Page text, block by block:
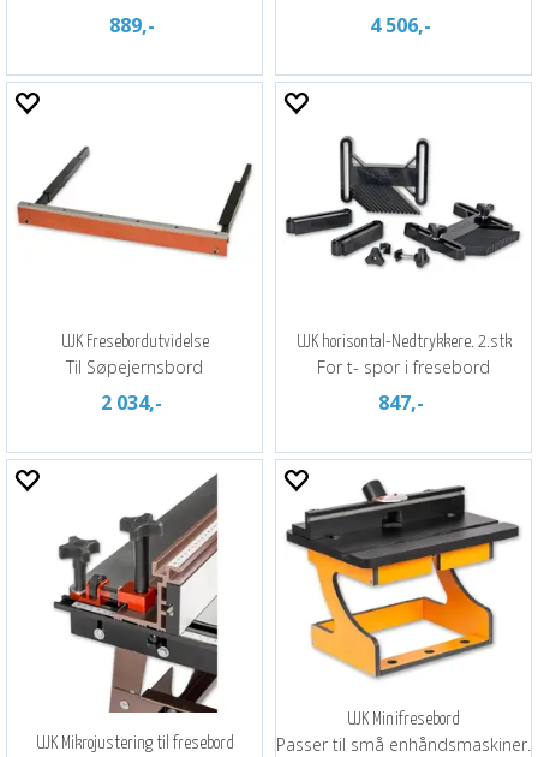
889,- 4 506,-
UJK Fresebordutvidelse
Til Søpejernsbord
2 034,-
UJK horisontal-Nedtrykkere. 2.stk
For t- spor i fresebord
847,-
UJK Mikrojustering til fresebord
UJK Minifresebord
Passer til små enhåndsmaskiner.